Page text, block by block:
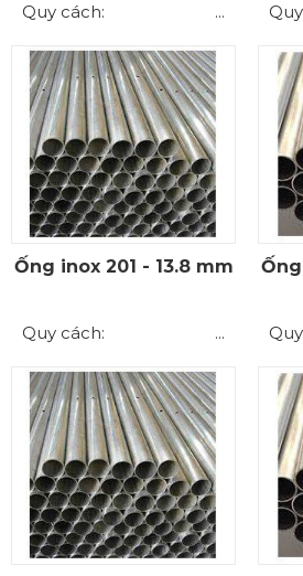
Quy cách: ...
Ống inox 201 - 13.8 mm
Quy cách: ...